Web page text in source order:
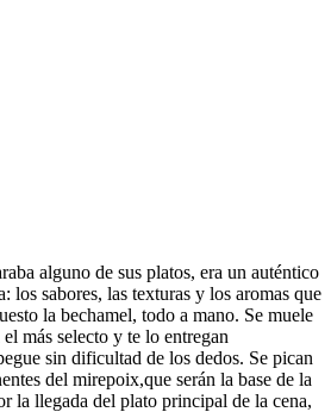
alguno de sus platos, era un auténtico
sabores, las texturas y los aromas que
la bechamel, todo a mano. Se muele
más selecto y te lo entregan
sin dificultad de los dedos. Se pican
del mirepoix,que serán la base de la
la llegada del plato principal de la cena,